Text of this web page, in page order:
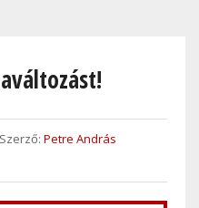
Szerző: Petre András